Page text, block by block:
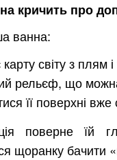
кричить про
ванна:
світу з плям
рельєф, що можна
її поверхні
поверне їй
щоранку бачити